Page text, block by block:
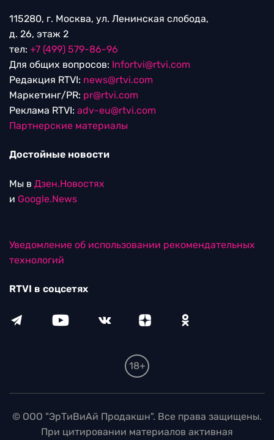
115280, г. Москва, ул. Ленинская слобода,
д. 26, этаж 2
тел: +7 (499) 579-86-96
Для общих вопросов: Infortvi@rtvi.com
Редакция RTVI: news@rtvi.com
Маркетинг/PR: pr@rtvi.com
Реклама RTVI: adv-eu@rtvi.com
Партнерские материалы
Достойные новости
Мы в Дзен.Новостях
и Google.News
Уведомление об использовании рекомендательных
технологий
RTVI в соцсетях
18+
© ООО "ЭрТиВиАй Продакшн". Все права защищены.
При цитировании материалов активная